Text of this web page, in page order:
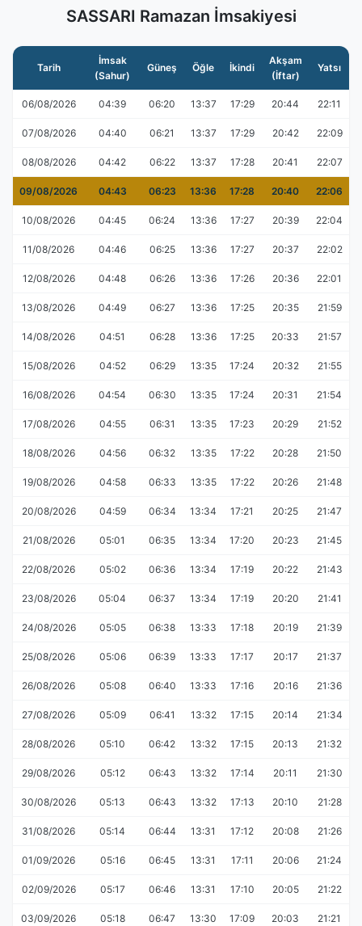
SASSARI Ramazan İmsakiyesi
Tarih
İmsak
(Sahur)
Güneş Öğle İkindi
Akşam
(İftar)
Yatsı
06/08/2026 04:39 06:20 13:37 17:29 20:44 22:11
07/08/2026 04:40 06:21 13:37 17:29 20:42 22:09
08/08/2026 04:42 06:22 13:37 17:28 20:41 22:07
09/08/2026 04:43 06:23 13:36 17:28 20:40 22:06
10/08/2026 04:45 06:24 13:36 17:27 20:39 22:04
11/08/2026 04:46 06:25 13:36 17:27 20:37 22:02
12/08/2026 04:48 06:26 13:36 17:26 20:36 22:01
13/08/2026 04:49 06:27 13:36 17:25 20:35 21:59
14/08/2026 04:51 06:28 13:36 17:25 20:33 21:57
15/08/2026 04:52 06:29 13:35 17:24 20:32 21:55
16/08/2026 04:54 06:30 13:35 17:24 20:31 21:54
17/08/2026 04:55 06:31 13:35 17:23 20:29 21:52
18/08/2026 04:56 06:32 13:35 17:22 20:28 21:50
19/08/2026 04:58 06:33 13:35 17:22 20:26 21:48
20/08/2026 04:59 06:34 13:34 17:21 20:25 21:47
21/08/2026 05:01 06:35 13:34 17:20 20:23 21:45
22/08/2026 05:02 06:36 13:34 17:19 20:22 21:43
23/08/2026 05:04 06:37 13:34 17:19 20:20 21:41
24/08/2026 05:05 06:38 13:33 17:18 20:19 21:39
25/08/2026 05:06 06:39 13:33 17:17 20:17 21:37
26/08/2026 05:08 06:40 13:33 17:16 20:16 21:36
27/08/2026 05:09 06:41 13:32 17:15 20:14 21:34
28/08/2026 05:10 06:42 13:32 17:15 20:13 21:32
29/08/2026 05:12 06:43 13:32 17:14 20:11 21:30
30/08/2026 05:13 06:43 13:32 17:13 20:10 21:28
31/08/2026 05:14 06:44 13:31 17:12 20:08 21:26
01/09/2026 05:16 06:45 13:31 17:11 20:06 21:24
02/09/2026 05:17 06:46 13:31 17:10 20:05 21:22
03/09/2026 05:18 06:47 13:30 17:09 20:03 21:21